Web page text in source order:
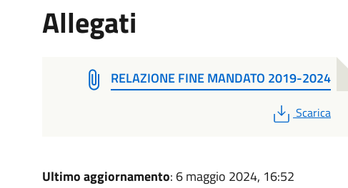
Allegati
RELAZIONE FINE MANDATO 2019-2024
PDF
Scarica
Ultimo aggiornamento: 6 maggio 2024, 16:52